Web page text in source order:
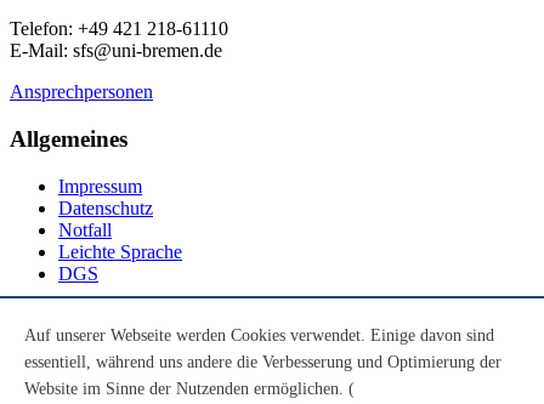
Telefon: +49 421 218-61110
E-Mail: sfs@uni-bremen.de
Ansprechpersonen
Allgemeines
Impressum
Datenschutz
Notfall
Leichte Sprache
DGS
Youtube
Instagram
Auf unserer Webseite werden Cookies verwendet. Einige davon sind
essentiell, während uns andere die Verbesserung und Optimierung der
Website im Sinne der Nutzenden ermöglichen. (